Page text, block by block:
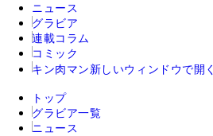
ニュース
グラビア
連載コラム
コミック
キン肉マン 新しいウィンドウで開く
トップ
グラビア一覧
ニュース